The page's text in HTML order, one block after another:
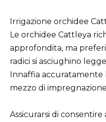
Irrigazione orchidee
Le orchidee Cattleya
approfondita, ma
radici si asciughino
Innaffia accuratamente
mezzo di
Assicurarsi di consentire